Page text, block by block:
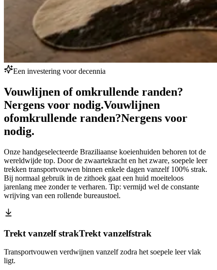
Een investering voor decennia
Vouwlijnen of omkrullende randen?
Nergens voor nodig.Vouwlijnen
ofomkrullende randen?Nergens voor
nodig.
Onze handgeselecteerde Braziliaanse koeienhuiden behoren tot de
wereldwijde top. Door de zwaartekracht en het zware, soepele leer
trekken transportvouwen binnen enkele dagen vanzelf 100% strak.
Bij normaal gebruik in de zithoek gaat een huid moeiteloos
jarenlang mee zonder te verharen. Tip: vermijd wel de constante
wrijving van een rollende bureaustoel.
Trekt vanzelf strakTrekt vanzelfstrak
Transportvouwen verdwijnen vanzelf zodra het soepele leer vlak
ligt.